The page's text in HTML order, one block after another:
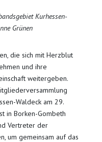
Kurhessen-
Grünen
die sich mit Herzblut
und ihre
weitergeben.
Waldeck am 29.
in Borken-Gombeth
Vertreter der
um gemeinsam auf das